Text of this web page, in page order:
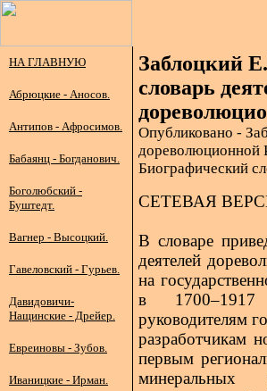
НА ГЛАВНУЮ
Абрюцкие - Аносов.
Антипов - Афросимов.
Бабаянц - Богданович.
Боголюбский -
Буштедт.
Вагнер - Высоцкий.
Гавеловский - Гурьев.
Давидовичи-
Нащинские - Дрейер.
Евреиновы - Зубов.
Иваницкие - Ирман.
Заблоцкий
словарь
Опубликовано -
дореволюционной
Биографический
СЕТЕВАЯ
В словаре
деятелей
на
в 1700–1917
руководителям
разработчикам
первым
минеральных